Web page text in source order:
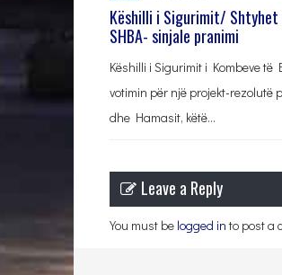
Këshilli i Sigurimit/ Shtyhet
SHBA- sinjale pranimi
Këshilli i Sigurimit i Kombeve
votimin për një projekt-rezolutë
dhe Hamasit, këtë…
Leave a Reply
You must be logged in to post a